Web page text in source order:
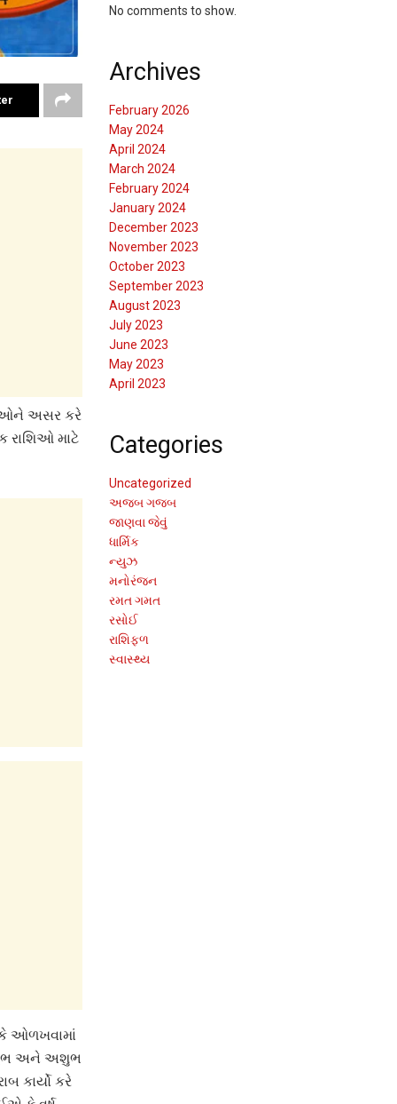
અસર કરે
રાશિઓ માટે
ઓળખવામાં
શુભ અને અશુભ
કાર્યો કરે
No comments to show.
Archives
February 2026
May 2024
April 2024
March 2024
February 2024
January 2024
December 2023
November 2023
October 2023
September 2023
August 2023
July 2023
June 2023
May 2023
April 2023
Categories
Uncategorized
અજબ ગજબ
જાણવા જેવું
ધાર્મિક
ન્યુઝ
મનોરંજન
રમત ગમત
રસોઈ
રાશિફળ
સ્વાસ્થ્ય